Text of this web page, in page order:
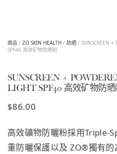
商店 / ZO SKIN HEALTH / 防晒 / SUNSCREEN +
SPF40 高效矿物防晒粉
SUNSCREEN +
LIGHT SPF40 高效矿物防
$86.00
高效礦物防曬粉採用
重防曬保護以及 ZO®獨有的